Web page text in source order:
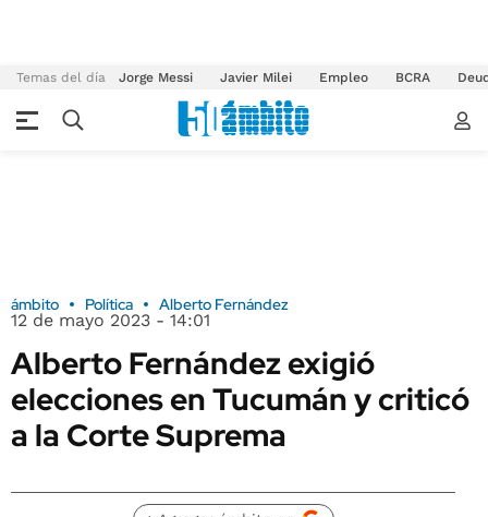
Temas del día Jorge Messi Javier Milei Empleo BCRA
ámbito Política Alberto Fernández
12 de mayo 2023 - 14:01
Alberto Fernández exigió
elecciones en Tucumán y criticó
a la Corte Suprema